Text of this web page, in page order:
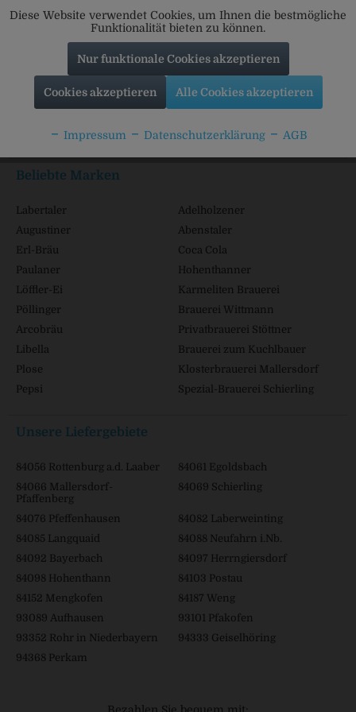
Service Hotline
Shop Service
Informationen
Beliebte Marken
Labertaler
Adelholzener
Augustiner
Abenstaler
Erl-Bräu
Coca Cola
Paulaner
Hohenthanner
Löffler-Ei
Karmeliten Brauerei
Pöllinger
Brauerei Wittmann
Arcobräu
Privatbrauerei Stöttner
Libella
Brauerei zum Kuchlbauer
Plose
Klosterbrauerei Mallersdorf
Pepsi
Spezial-Brauerei Schierling
Unsere Liefergebiete
84056 Rottenburg a.d. Laaber
84061 Egoldsbach
84066 Mallersdorf-
Pfaffenberg
84069 Schierling
84076 Pfeffenhausen
84082 Laberweinting
84085 Langquaid
84088 Neufahrn i.Nb.
84092 Bayerbach
84097 Herrngiersdorf
84098 Hohenthann
84103 Postau
84152 Mengkofen
84187 Weng
93089 Aufhausen
93101 Pfakofen
93352 Rohr in Niederbayern
94333 Geiselhöring
94368 Perkam
Bezahlen Sie bequem mit:
Diese Website verwendet Cookies, um Ihnen die bestmögliche
Funktionalität bieten zu können.
Nur funktionale Cookies akzeptieren
Cookies akzeptieren Alle Cookies akzeptieren
Impressum Datenschutzerklärung AGB